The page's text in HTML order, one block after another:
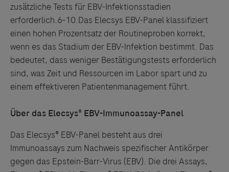
zusätzliche Tests für EBV-Infektionsstadien
erforderlich.6-10.Das Elecsys EBV-Panel klassifiziert
einen hohen Prozentsatz der Routineproben korrekt,
wenn es das Stadium der EBV-Infektion bestimmt. Das
bedeutet, dass weniger Bestätigungstests erforderlich
sind, was Zeit und Ressourcen im Labor spart und zu
einem effektiveren Patientenmanagement führt.
Über das Elecsys® EBV-Immunoassay-Panel
Das Elecsys® EBV-Panel besteht aus drei
Immunoassays zum Nachweis spezifischer Antikörper
gegen das Epstein-Barr-Virus (EBV). Die drei Assays,